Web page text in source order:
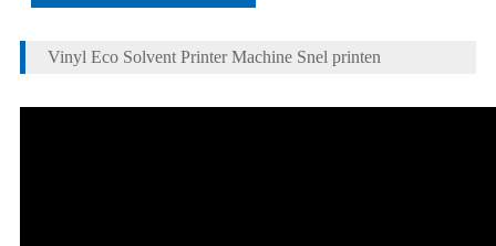
Vinyl Eco Solvent Printer Machine Snel printen